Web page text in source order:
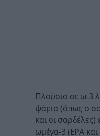
Πλούσιο σε ω-3
ψάρια (όπως ο
και οι σαρδέλες)
ωμέγα-3 (EPA